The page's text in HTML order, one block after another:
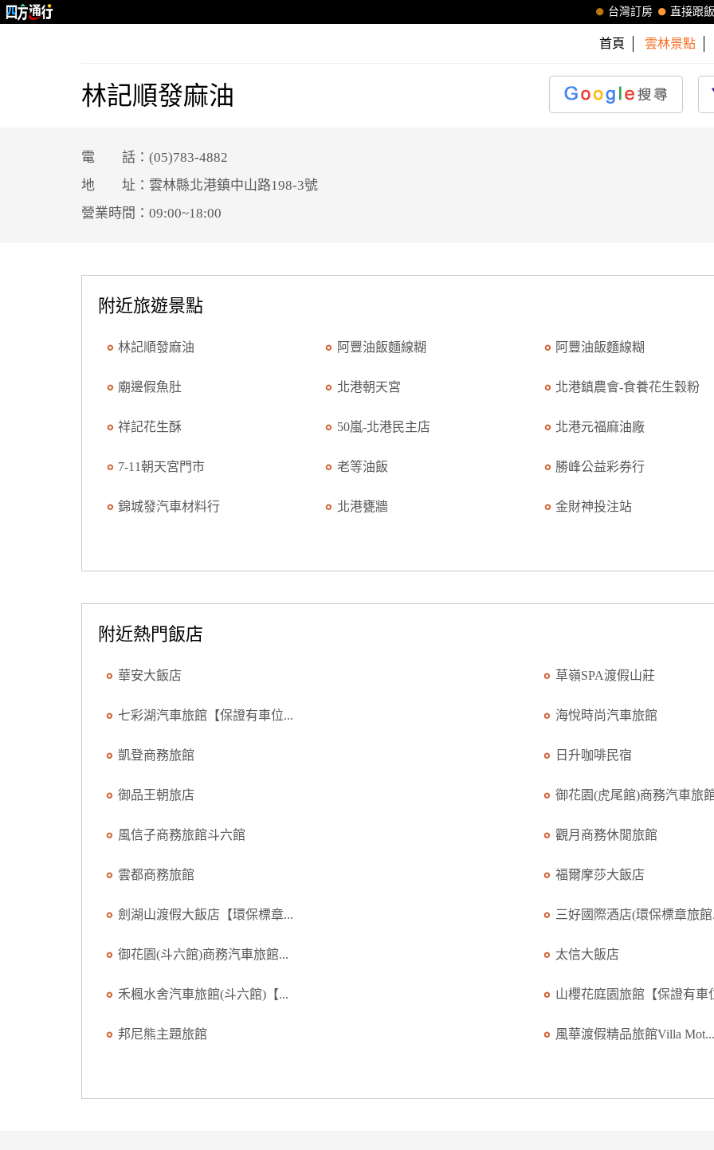
直接跟
台灣訂房
首頁 雲林景點
林記順發麻油
電 話：(05)783-4882
地 址：雲林縣北港鎮中山路198-3號
營業時間：09:00~18:00
附近旅遊景點
林記順發麻油 阿豐油飯麵線糊 阿豐油飯麵線糊
廟邊假魚肚 北港朝天宮 北港鎮農會-食養花生穀粉
祥記花生酥 50嵐-北港民主店 北港元福麻油廠
7-11朝天宮門市 老等油飯 勝峰公益彩券行
錦城發汽車材料行 北港甕牆 金財神投注站
附近熱門飯店
華安大飯店 草嶺SPA渡假山莊
七彩湖汽車旅館【保證有車位... 海悅時尚汽車旅館
凱登商務旅館 日升咖啡民宿
御品王朝旅店 御花園(虎尾館)商務汽車旅
風信子商務旅館斗六館 觀月商務休閒旅館
雲都商務旅館 福爾摩莎大飯店
劍湖山渡假大飯店【環保標章... 三好國際酒店(環保標章旅館
御花園(斗六館)商務汽車旅館... 太信大飯店
禾楓水舍汽車旅館(斗六館)【... 山櫻花庭園旅館【保證有車
邦尼熊主題旅館 風華渡假精品旅館Villa Mot...